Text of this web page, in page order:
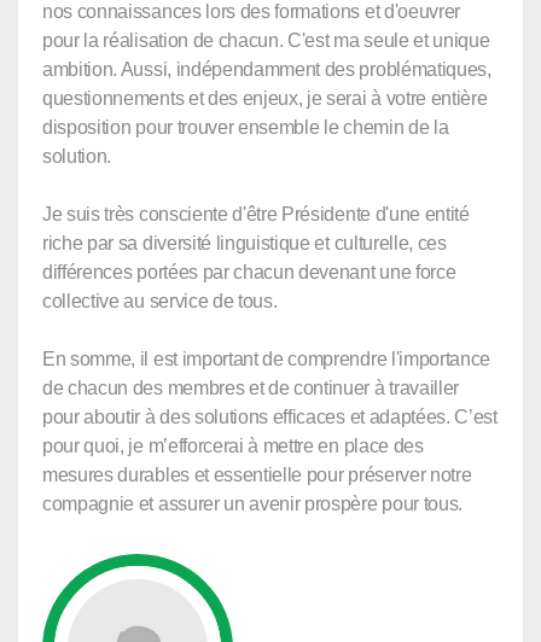
nos connaissances lors des formations et d'oeuvrer
pour la réalisation de chacun. C'est ma seule et unique
ambition. Aussi, indépendamment des problématiques,
questionnements et des enjeux, je serai à votre entière
disposition pour trouver ensemble le chemin de la
solution.
Je suis très consciente d'être Présidente d'une entité
riche par sa diversité linguistique et culturelle, ces
différences portées par chacun devenant une force
collective au service de tous.
En somme, il est important de comprendre l'importance
de chacun des membres et de continuer à travailler
pour aboutir à des solutions efficaces et adaptées. C’est
pour quoi, je m’efforcerai à mettre en place des
mesures durables et essentielle pour préserver notre
compagnie et assurer un avenir prospère pour tous.